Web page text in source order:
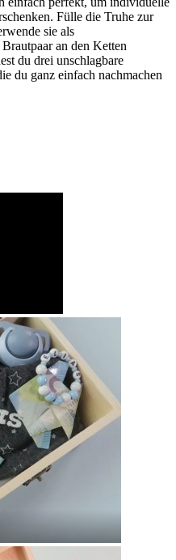
Fülle die Truhe zur
sie als
an den Ketten
du drei unschlagbare
du ganz einfach nachmachen